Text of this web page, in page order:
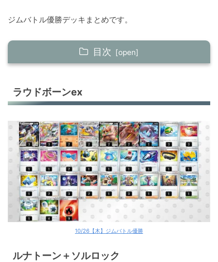
ジムバトル優勝デッキまとめです。
目次
ルナトーン＋ソルロック
アルセウスV+ヤドラン
アルセウスV＋ケッキングV
サーフゴーex
ミュウVMAX
ロストバレット
パオジアンex
ルギアV
ラウドボーンex
10/26【木】ジムバトル優勝
ルナトーン＋ソルロック